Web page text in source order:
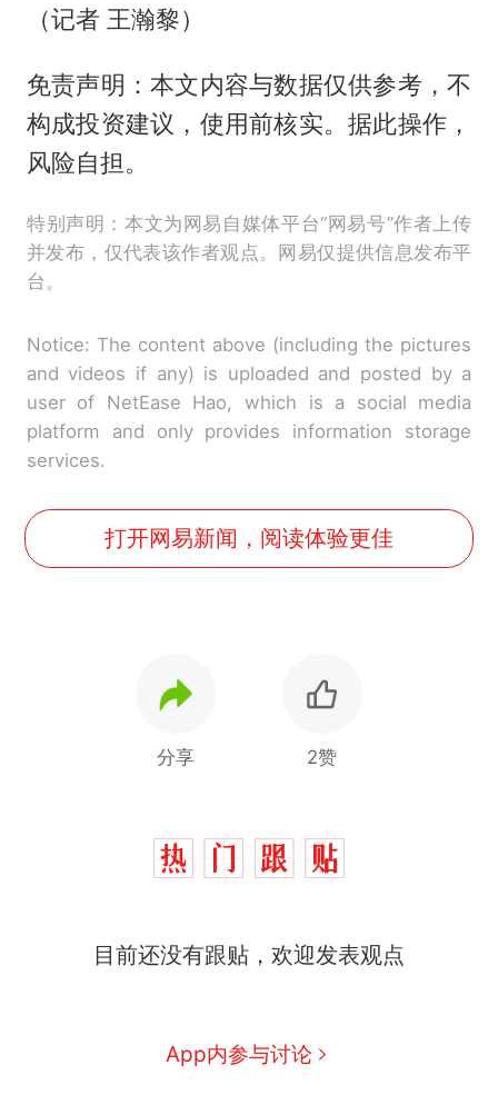
（记者 王瀚黎）
免责声明：本文内容与数据仅供参考，不
构成投资建议，使用前核实。据此操作，
风险自担。
特别声明：本文为网易自媒体平台“网易号”作者上传
并发布，仅代表该作者观点。网易仅提供信息发布平
台。
Notice: The content above (including the pictures
and videos if any) is uploaded and posted by a
user of NetEase Hao, which is a social media
platform and only provides information storage
services.
打开网易新闻，阅读体验更佳
分享 2赞
目前还没有跟贴，欢迎发表观点
App内参与讨论
全部作废，公平么？
国大使骑行绕了几乎整个国境
线一圈，还曾两次到中国寻根
搬家报价570元，搬到楼下交
5060元才肯搬上楼！女子傻眼